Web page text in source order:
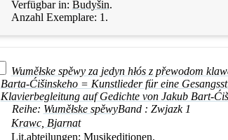
Verfügbar in: Budyšin.
Anzahl Exemplare: 1.
Wuměłske spěwy za jedyn hłós z přewodom
Barta-Ćišinskeho = Kunstlieder für eine
Klavierbegleitung auf Gedichte von Jakub Bart-
Reihe: Wuměłske spěwyBand : Zwjazk 1
Krawc, Bjarnat
Lit.abteilungen: Musikeditionen.